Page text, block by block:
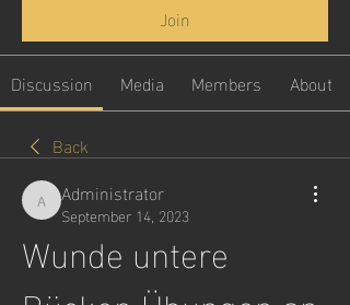
Join
Discussion Media Members
About
Back
Administrator
Administrator
September 14, 2023
Wunde untere